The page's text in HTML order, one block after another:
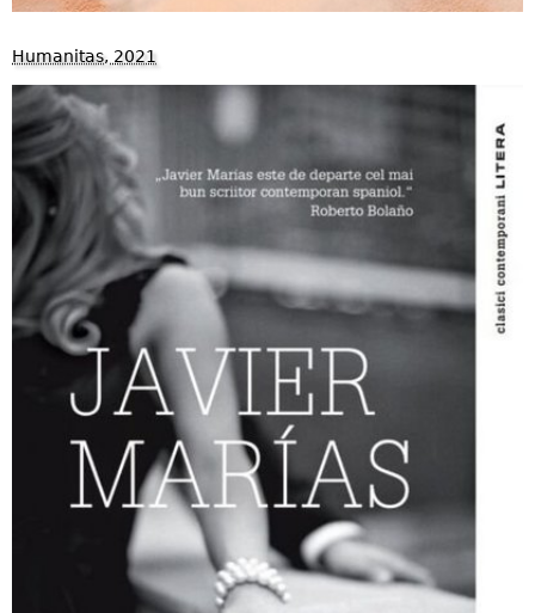
Humanitas, 2021